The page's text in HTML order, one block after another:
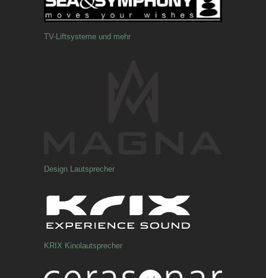
TV-Liftsysteme und mehr
Design Lautsprecher
KRIX Kinolautsprecher